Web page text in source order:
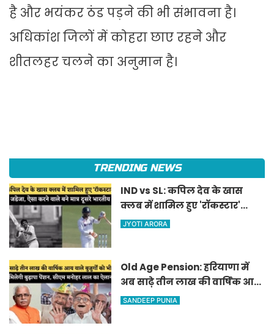
है और भयंकर ठंड पड़ने की भी संभावना है।
अधिकांश जिलों में कोहरा छाए रहने और
शीतलहर चलने का अनुमान है।
TRENDING NEWS
IND vs SL: कपिल देव के खास
क्लब में शामिल हुए 'रॉकस्टार'
जडेजा, ऐसा करने वाले बने मात्र
JYOTI ARORA
Old Age Pension: हरियाणा में
अब साढ़े तीन लाख की वार्षिक आय
वाले बुजुर्गों को भी मिलेगी बुढ़ापा
SANDEEP PUNIA